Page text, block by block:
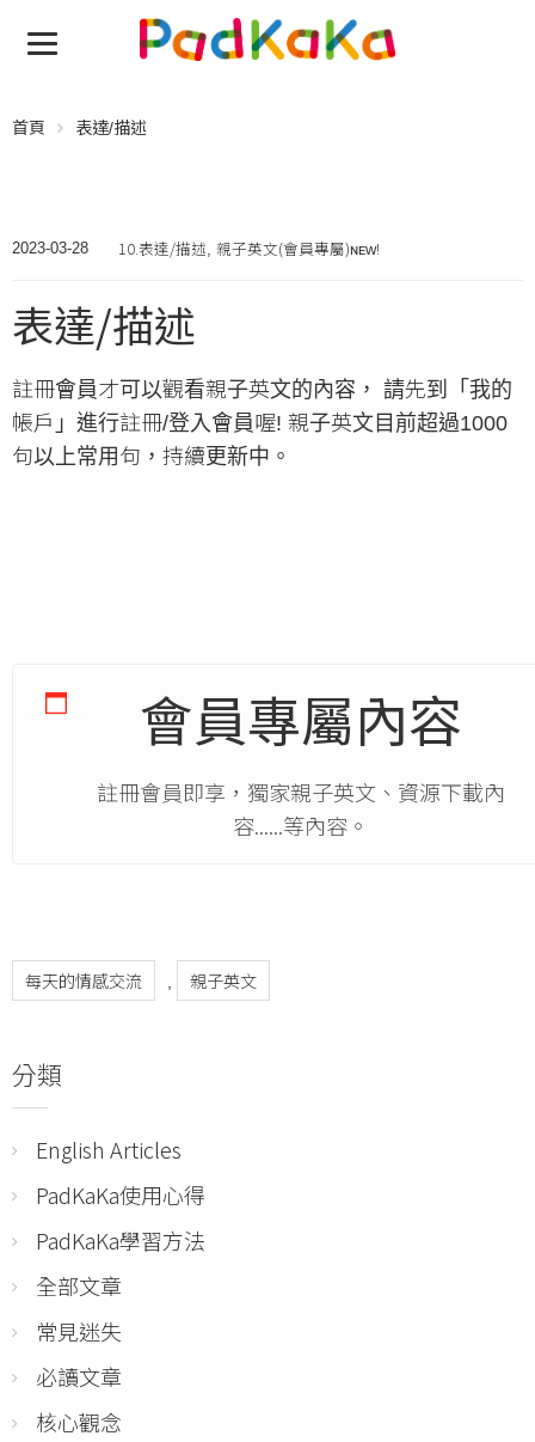
首頁 表達/描述
2023-03-28 10.表達/描述, 親子英文(會員專屬)ɴᴇᴡ!
表達/描述
註冊會員才可以觀看親子英文的內容， 請先到「我的
帳戶」進行註冊/登入會員喔! 親子英文目前超過1000
句以上常用句，持續更新中。
會員專屬內容
註冊會員即享，獨家親子英文、資源下載內
容......等內容。
每天的情感交流 親子英文
分類
English Articles
PadKaKa使用心得
PadKaKa學習方法
全部文章
常見迷失
必讀文章
核心觀念